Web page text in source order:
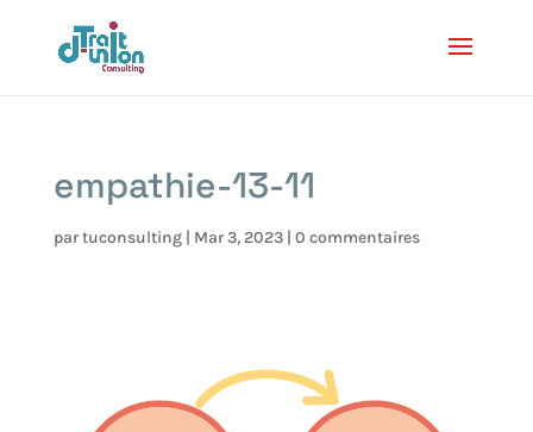
empathie-13-11
partuconsulting| Mar 3, 2023| 0 commentaires